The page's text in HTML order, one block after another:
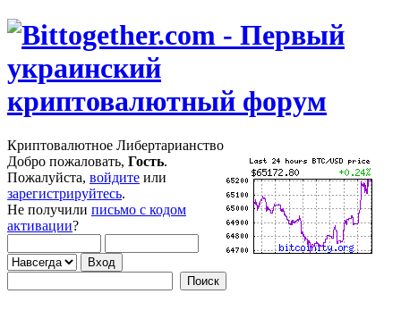
Криптовалютное Либертарианство
Добро пожаловать, Гость.
Пожалуйста, войдите или
зарегистрируйтесь.
Не получили письмо с кодом
активации?